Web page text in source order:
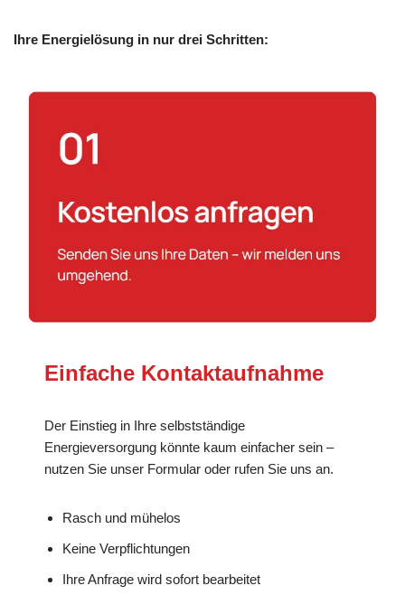
Ihre Energielösung in nur drei Schritten:
Einfache Kontaktaufnahme
Der Einstieg in Ihre selbstständige
Energieversorgung könnte kaum einfacher sein –
nutzen Sie unser Formular oder rufen Sie uns an.
Rasch und mühelos
Keine Verpflichtungen
Ihre Anfrage wird sofort bearbeitet